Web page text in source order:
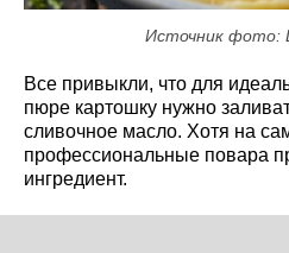
Источник фото:
Все привыкли, что для
пюре картошку нужно
сливочное масло. Хотя на
профессиональные повара
ингредиент.